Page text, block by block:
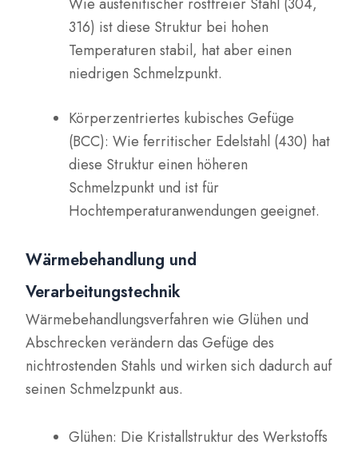
316) ist diese Struktur bei hohen
Temperaturen stabil, hat aber einen
niedrigen Schmelzpunkt.
Körperzentriertes kubisches Gefüge
(BCC): Wie ferritischer Edelstahl (430) hat
diese Struktur einen höheren
Schmelzpunkt und ist für
Hochtemperaturanwendungen geeignet.
Wärmebehandlung und
Verarbeitungstechnik
Wärmebehandlungsverfahren wie Glühen und
Abschrecken verändern das Gefüge des
nichtrostenden Stahls und wirken sich dadurch auf
seinen Schmelzpunkt aus.
Glühen: Die Kristallstruktur des Werkstoffs